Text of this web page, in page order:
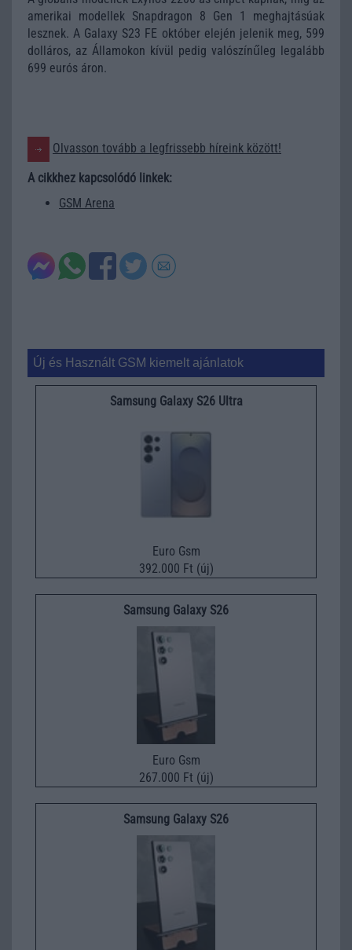
amerikai modellek Snapdragon 8 Gen 1 meghajtásúak
lesznek. A Galaxy S23 FE október elején jelenik meg, 599
dolláros, az Államokon kívül pedig valószínűleg legalább
699 eurós áron.
Olvasson tovább a legfrissebb híreink között!
A cikkhez kapcsolódó linkek:
GSM Arena
Új és Használt GSM kiemelt ajánlatok
Samsung Galaxy S26 Ultra
Euro Gsm
392.000 Ft (új)
Samsung Galaxy S26
Euro Gsm
267.000 Ft (új)
Samsung Galaxy S26